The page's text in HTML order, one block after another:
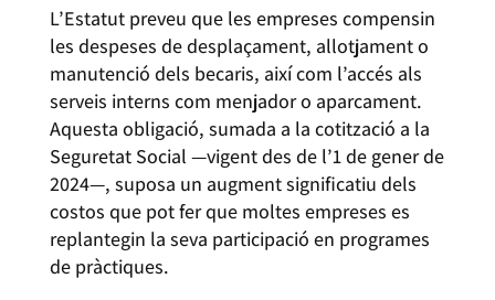
L’Estatut preveu que les empreses compensin
les despeses de desplaçament, allotjament o
manutenció dels becaris, així com l’accés als
serveis interns com menjador o aparcament.
Aquesta obligació, sumada a la cotització a la
Seguretat Social —vigent des de l’1 de gener de
2024—, suposa un augment significatiu dels
costos que pot fer que moltes empreses es
replantegin la seva participació en programes
de pràctiques.